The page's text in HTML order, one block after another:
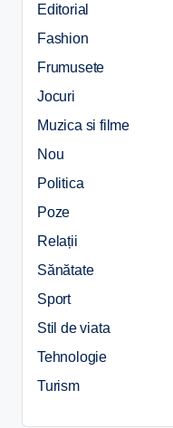
Editorial
Fashion
Frumusete
Jocuri
Muzica si filme
Nou
Politica
Poze
Relații
Sănătate
Sport
Stil de viata
Tehnologie
Turism